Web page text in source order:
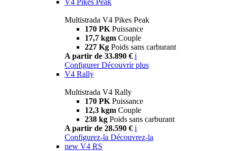
Multistrada V4 Pikes Peak
170 PK Puissance
17,7 kgm Couple
227 Kg Poids sans carburant
A partir de 33.890 € i
Configurer Découvrir plus
V4 Rally
Multistrada V4 Rally
170 PK Puissance
12,3 kgm Couple
238 kg Poids sans carburant
A partir de 28.590 € i
Configurez-la Découvrez-la
new V4 RS